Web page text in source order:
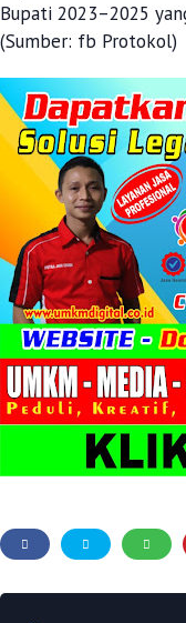
Bupati 2023–2025
(Sumber: fb Protokol)